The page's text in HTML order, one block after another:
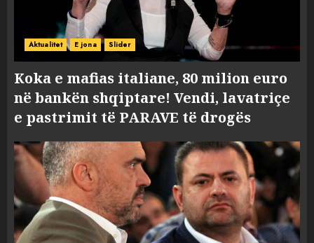
Aktualitet E jona Slider
Koka e mafias italiane, 80 milion euro
në bankën shqiptare! Vendi, lavatriçe
e pastrimit të PARAVE të drogës